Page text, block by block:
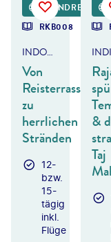
RUNDREISE
RKB008
INDONESIEN - BALI
Von
Reisterrassen
zu
herrlichen
Stränden
12-
bzw.
15-
tägig
inkl.
Flüge
&
Taj